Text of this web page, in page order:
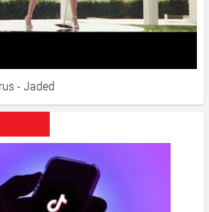
- Jaded